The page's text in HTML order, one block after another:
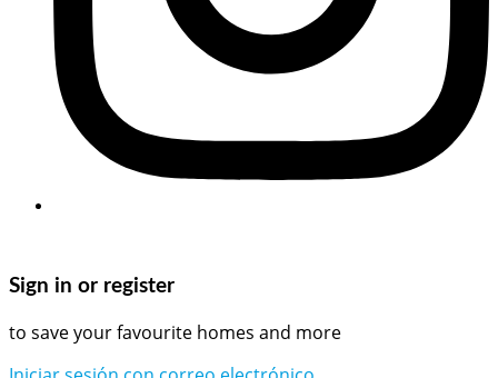
Sign in or register
to save your favourite homes and more